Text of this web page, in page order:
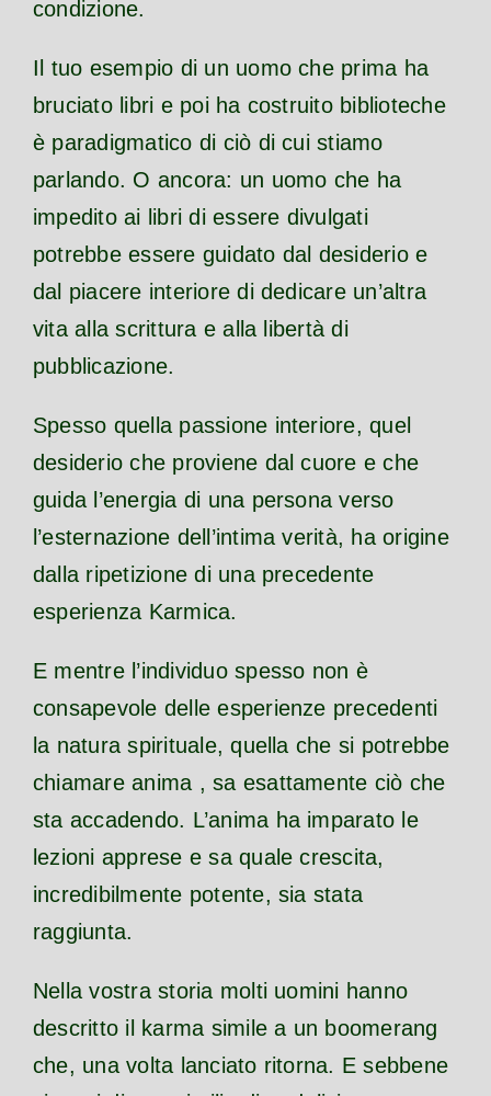
condizione.
Il tuo esempio di un uomo che prima ha
bruciato libri e poi ha costruito biblioteche
è paradigmatico di ciò di cui stiamo
parlando. O ancora: un uomo che ha
impedito ai libri di essere divulgati
potrebbe essere guidato dal desiderio e
dal piacere interiore di dedicare un’altra
vita alla scrittura e alla libertà di
pubblicazione.
Spesso quella passione interiore, quel
desiderio che proviene dal cuore e che
guida l’energia di una persona verso
l’esternazione dell’intima verità, ha origine
dalla ripetizione di una precedente
esperienza Karmica.
E mentre l’individuo spesso non è
consapevole delle esperienze precedenti
la natura spirituale, quella che si potrebbe
chiamare anima , sa esattamente ciò che
sta accadendo. L’anima ha imparato le
lezioni apprese e sa quale crescita,
incredibilmente potente, sia stata
raggiunta.
Nella vostra storia molti uomini hanno
descritto il karma simile a un boomerang
che, una volta lanciato ritorna. E sebbene